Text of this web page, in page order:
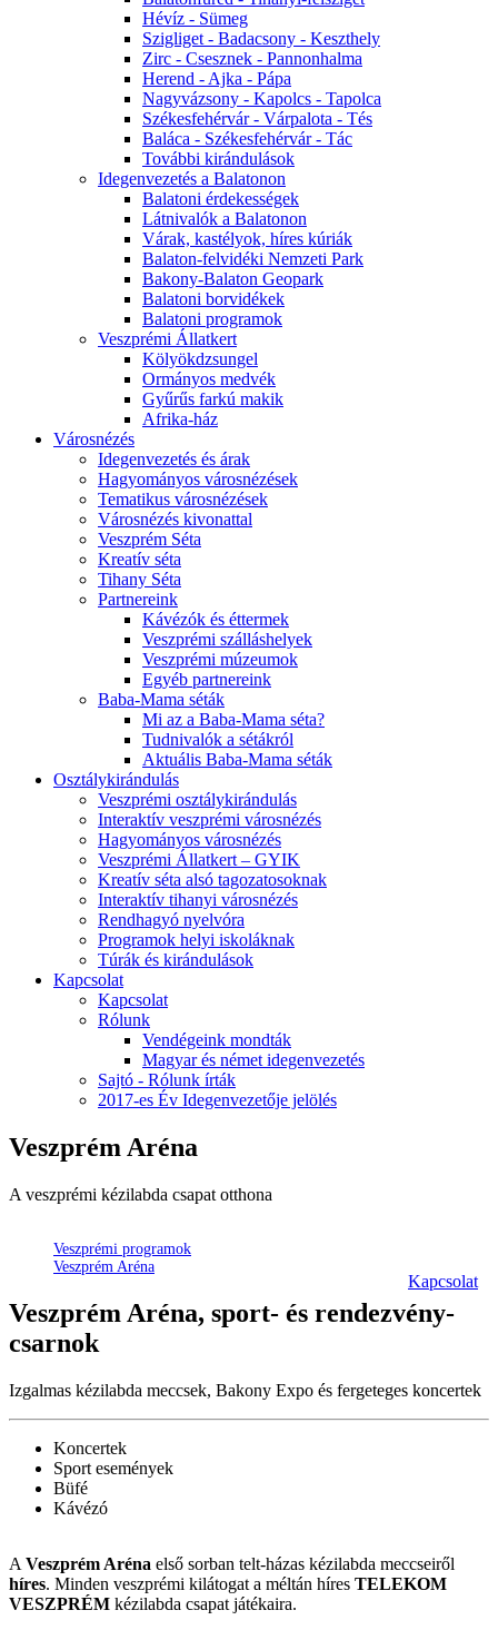
Hévíz - Sümeg
Szigliget - Badacsony - Keszthely
Zirc - Csesznek - Pannonhalma
Herend - Ajka - Pápa
Nagyvázsony - Kapolcs - Tapolca
Székesfehérvár - Várpalota - Tés
Baláca - Székesfehérvár - Tác
További kirándulások
Idegenvezetés a Balatonon
Balatoni érdekességek
Látnivalók a Balatonon
Várak, kastélyok, híres kúriák
Balaton-felvidéki Nemzeti Park
Bakony-Balaton Geopark
Balatoni borvidékek
Balatoni programok
Veszprémi Állatkert
Kölyökdzsungel
Ormányos medvék
Gyűrűs farkú makik
Afrika-ház
Városnézés
Idegenvezetés és árak
Hagyományos városnézések
Tematikus városnézések
Városnézés kivonattal
Veszprém Séta
Kreatív séta
Tihany Séta
Partnereink
Kávézók és éttermek
Veszprémi szálláshelyek
Veszprémi múzeumok
Egyéb partnereink
Baba-Mama séták
Mi az a Baba-Mama séta?
Tudnivalók a sétákról
Aktuális Baba-Mama séták
Osztálykirándulás
Veszprémi osztálykirándulás
Interaktív veszprémi városnézés
Hagyományos városnézés
Veszprémi Állatkert – GYIK
Kreatív séta alsó tagozatosoknak
Interaktív tihanyi városnézés
Rendhagyó nyelvóra
Programok helyi iskoláknak
Túrák és kirándulások
Kapcsolat
Kapcsolat
Rólunk
Vendégeink mondták
Magyar és német idegenvezetés
Sajtó - Rólunk írták
2017-es Év Idegenvezetője jelölés
Veszprém Aréna
A veszprémi kézilabda csapat otthona
Veszprémi programok
Veszprém Aréna
Kapcsolat
Veszprém Aréna, sport- és rendezvény-
csarnok
Izgalmas kézilabda meccsek, Bakony Expo és fergeteges koncertek
Koncertek
Sport események
Büfé
Kávézó
A Veszprém Aréna első sorban telt-házas kézilabda meccseiről
híres. Minden veszprémi kilátogat a méltán híres TELEKOM
VESZPRÉM kézilabda csapat játékaira.